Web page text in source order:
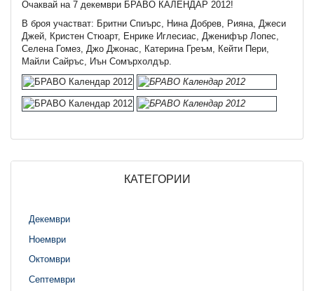
Очаквай на 7 декември БРАВО КАЛЕНДАР 2012!
В броя участват: Бритни Спиърс, Нина Добрев, Рияна, Джеси
Джей, Кристен Стюарт, Енрике Иглесиас, Дженифър Лопес,
Селена Гомез, Джо Джонас, Катерина Греъм, Кейти Пери,
Майли Сайръс, Иън Сомърхолдър.
КАТЕГОРИИ
Декември
Ноември
Октомври
Септември